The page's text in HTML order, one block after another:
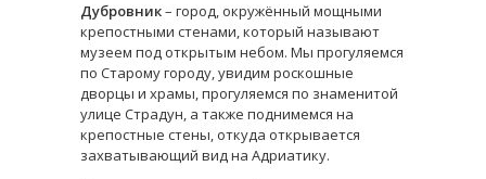
Дубровник– город, окружённый мощными
крепостными стенами, который называют
музеем под открытым небом. Мы прогуляемся
по Старому городу, увидим роскошные
дворцы и храмы, прогуляемся по знаменитой
улице Страдун, а также поднимемся на
крепостные стены, откуда открывается
захватывающий вид на Адриатику.